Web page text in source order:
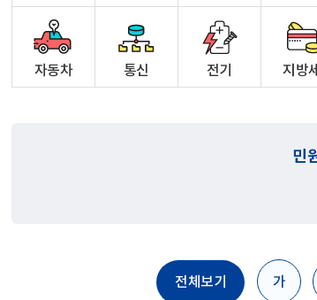
자동차 통신 전기 지방세
민
전체보기 가